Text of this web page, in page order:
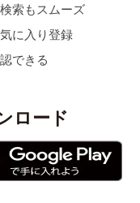
索もスムーズ
に入り登録
できる
ロード